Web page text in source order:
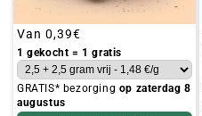
Gebruikelijke
prijs
Van 0,39€
1 gekocht = 1 gratis
GRATIS* bezorging op zaterdag 8
augustus